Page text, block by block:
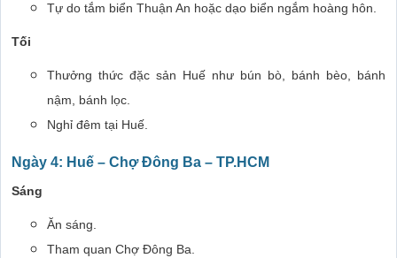
Tự do tắm biển Thuận An hoặc dạo biển ngắm hoàng hôn.
Tối
Thưởng thức đặc sản Huế như bún bò, bánh bèo, bánh
nậm, bánh lọc.
Nghỉ đêm tại Huế.
Ngày 4: Huế – Chợ Đông Ba – TP.HCM
Sáng
Ăn sáng.
Tham quan Chợ Đông Ba.